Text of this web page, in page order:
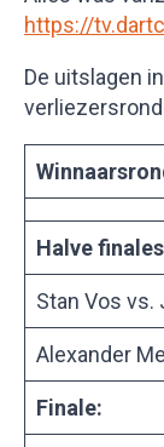
https://
De uitslagen
Halve
Stan Vos vs.
Alexander
Finale: